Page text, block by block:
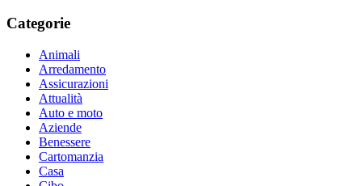
Categorie
Animali
Arredamento
Assicurazioni
Attualità
Auto e moto
Aziende
Benessere
Cartomanzia
Casa